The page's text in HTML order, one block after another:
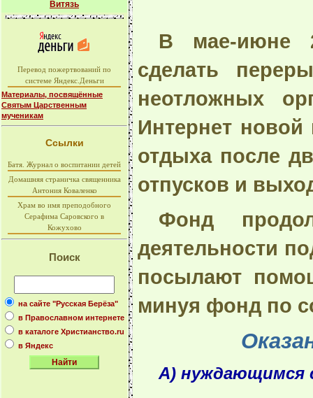
Перевод пожертвований по
системе Яндекс.Деньги
Материалы, посвящённые
Святым Царственным
мученикам
Ссылки
Батя. Журнал о воспитании детей
Домашняя страничка священника
Антония Коваленко
Храм во имя преподобного
Серафима Саровского в
Кожухово
Поиск
на сайте "Русская Берёза"
в Православном интернете
в каталоге Христианство.ru
в Яндекс
В мае-июне
сделать
неотложных
Интернет
отдыха после
отпусков и
Фонд
деятельности
посылают
минуя фонд по
А) нуждающимся